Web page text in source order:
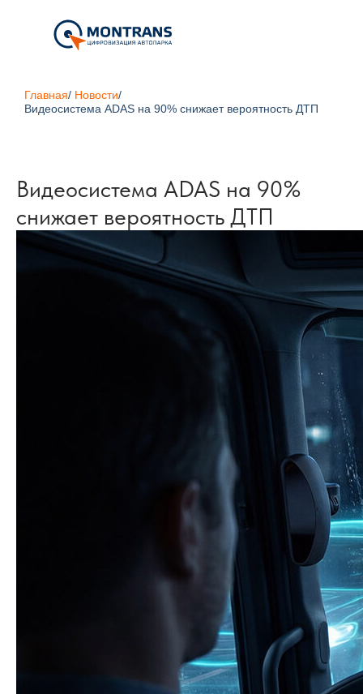
Главная/ Новости/
Видеосистема ADAS на 90% снижает вероятность ДТП
Видеосистема ADAS на 90%
снижает вероятность ДТП